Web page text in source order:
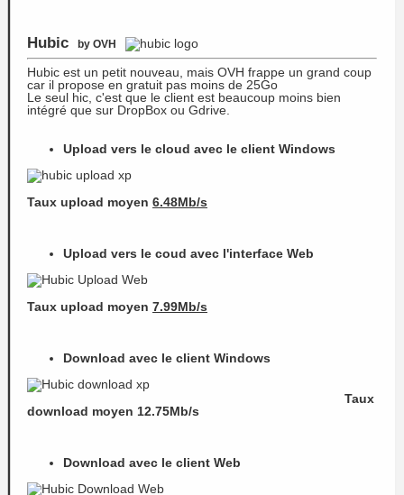
Hubic by OVH
Hubic est un petit nouveau, mais OVH frappe un grand coup
car il propose en gratuit pas moins de 25Go
Le seul hic, c'est que le client est beaucoup moins bien
intégré que sur DropBox ou Gdrive.
Upload vers le cloud avec le client Windows
Taux upload moyen 6.48Mb/s
Upload vers le coud avec l'interface Web
Taux upload moyen 7.99Mb/s
Download avec le client Windows
Taux
download moyen 12.75Mb/s
Download avec le client Web